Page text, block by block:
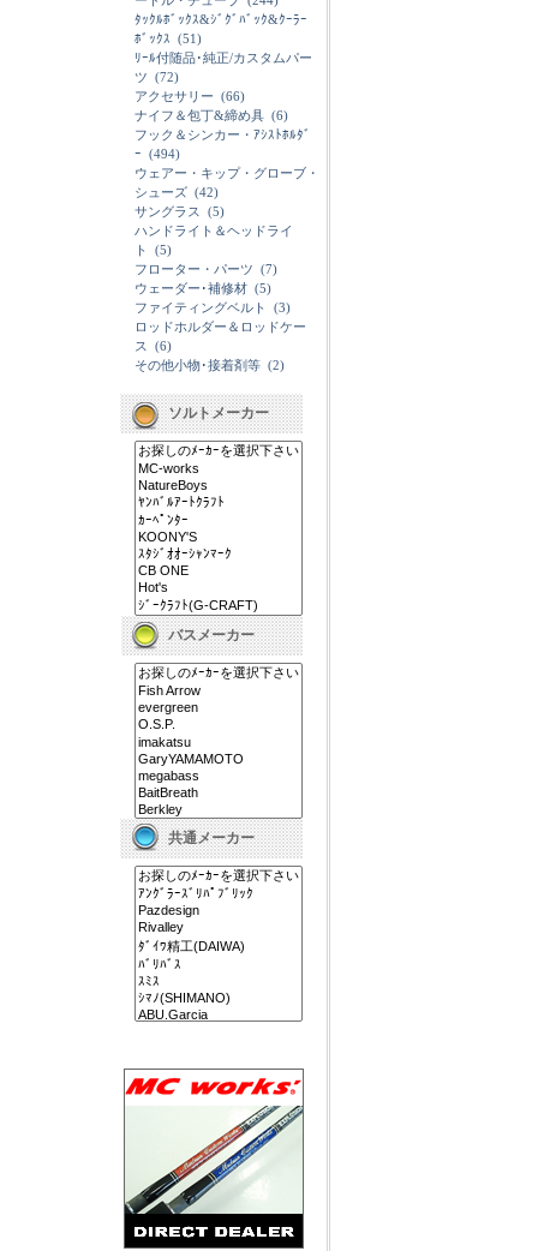
ﾀｯｸﾙﾎﾞｯｸｽ&ｼﾞｸﾞﾊﾞｯｸ&ｸｰﾗｰ
ﾎﾞｯｸｽ (51)
ﾘｰﾙ付随品･純正/カスタムパー
ツ (72)
アクセサリー (66)
ナイフ＆包丁&締め具 (6)
フック＆シンカー・ｱｼｽﾄﾎﾙﾀﾞ
ｰ (494)
ウェアー・キップ・グローブ・
シューズ (42)
サングラス
(5)
ハンドライト＆ヘッドライ
ト
(5)
フローター・パーツ (7)
ウェーダー･補修材 (5)
ファイティングベルト
(3)
ロッドホルダー＆ロッドケー
ス
(6)
その他小物･接着剤等 (2)
ソルトメーカー
バスメーカー
共通メーカー